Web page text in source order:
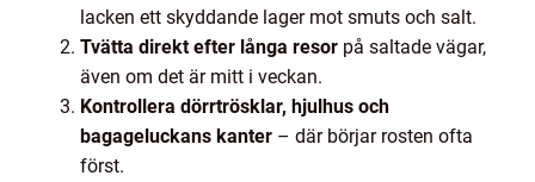
lacken ett skyddande lager mot smuts och salt.
Tvätta direkt efter långa resor på saltade vägar,
även om det är mitt i veckan.
Kontrollera dörrtrösklar, hjulhus och
bagageluckans kanter – där börjar rosten ofta
först.